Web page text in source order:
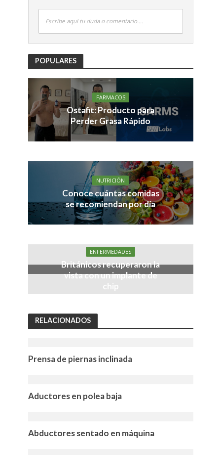
Escribe aquí tu duda o comentario....
POPULARES
FARMACOS
Ostafit: Producto para
Perder Grasa Rápido
NUTRICIÓN
Conoce cuántas comidas
se recomiendan por día
ENFERMEDADES
Británicos recuperaron la
vista con un implante de
chip
RELACIONADOS
Prensa de piernas inclinada
Aductores en polea baja
Abductores sentado en máquina